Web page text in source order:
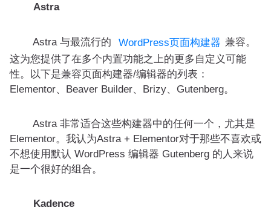
Astra
Astra 与最流行的 WordPress页面构建器 兼容。
这为您提供了在多个内置功能之上的更多自定义可能
性。以下是兼容页面构建器/编辑器的列表：
Elementor、Beaver Builder、Brizy、Gutenberg。
Astra 非常适合这些构建器中的任何一个，尤其是
Elementor。我认为Astra + Elementor对于那些不喜欢或
不想使用默认 WordPress 编辑器 Gutenberg 的人来说
是一个很好的组合。
Kadence